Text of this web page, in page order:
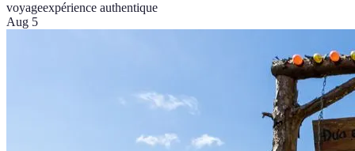
voyageexpérience authentique
Aug 5